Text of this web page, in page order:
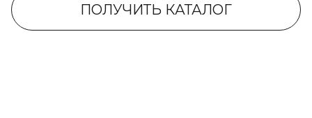
ПОЛУЧИТЬ КАТАЛОГ